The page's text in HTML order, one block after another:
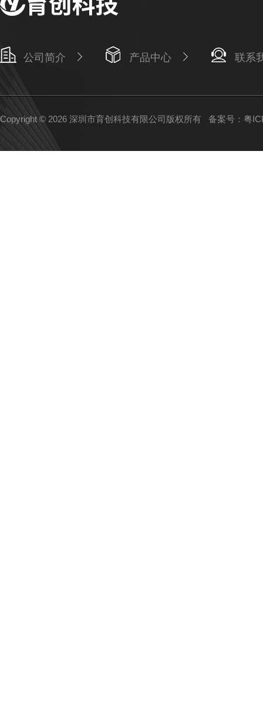
公司简介 产品中心 联系
Copyright © 2026 深圳市育创科技有限公司版权所有 备案号：粤